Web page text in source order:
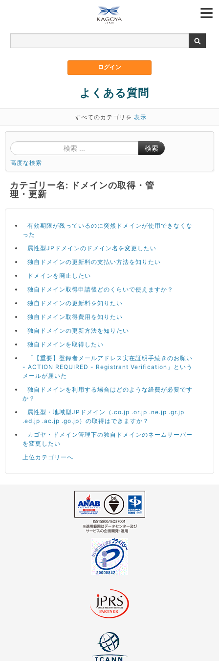
よくある質問
すべてのカテゴリを 表示
検索
高度な検索
カテゴリー名: ドメインの取得・管
理・更新
有効期限が残っているのに突然ドメインが使用できなくな
った
属性型JPドメインのドメイン名を変更したい
独自ドメインの更新料の支払い方法を知りたい
ドメインを廃止したい
独自ドメイン取得申請後どのくらいで使えますか？
独自ドメインの更新料を知りたい
独自ドメイン取得費用を知りたい
独自ドメインの更新方法を知りたい
独自ドメインを取得したい
「【重要】登録者メールアドレス実在証明手続きのお願い
- ACTION REQUIRED - Registrant Verification」という
メールが届いた
独自ドメインを利用する場合はどのような経費が必要です
か？
属性型・地域型JPドメイン（.co.jp .or.jp .ne.jp .gr.jp
.ed.jp .ac.jp .go.jp）の取得はできますか？
カゴヤ・ドメイン管理下の独自ドメインのネームサーバー
を変更したい
上位カテゴリーへ